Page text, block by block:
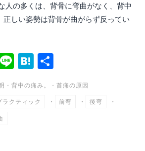
人の多くは、背骨に弯曲がなく、背中
正しい姿勢は背骨が曲がらず反ってい
Li
ne
H
at
en
a
有
・ 背中の痛み。 ・ 首痛の原因
クティック ・ 前弯 ・ 後弯 ・